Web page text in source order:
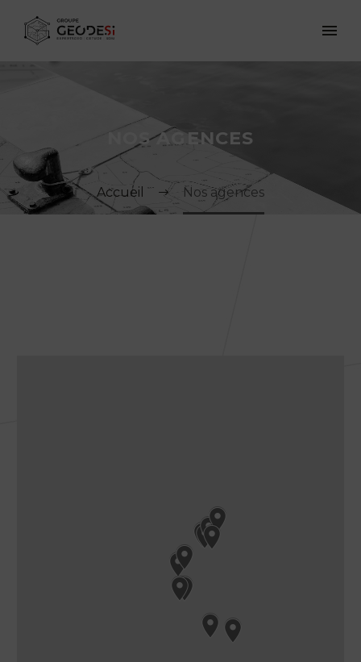
NOS AGENCES
Accueil Nos agences